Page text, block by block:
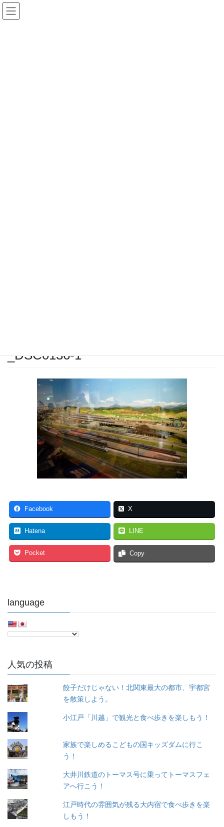
コ
ン
ナ
ビ
_DSC0136-1
Facebook X
Hatena LINE
Pocket Copy
language
人気の投稿
餃子だけじゃない！北関東最大の都市、宇都宮
を散策しよう。
小江戸「川越」で観光と食べ歩きを楽しもう！
家族で楽しめるこどもの国キッズダムに行こ
う！
大井川鉄道のトーマス号に乗ってトーマスフェ
アへ行こう！
江戸時代の雰囲気が残る大内宿で食べ歩きを楽
しもう！